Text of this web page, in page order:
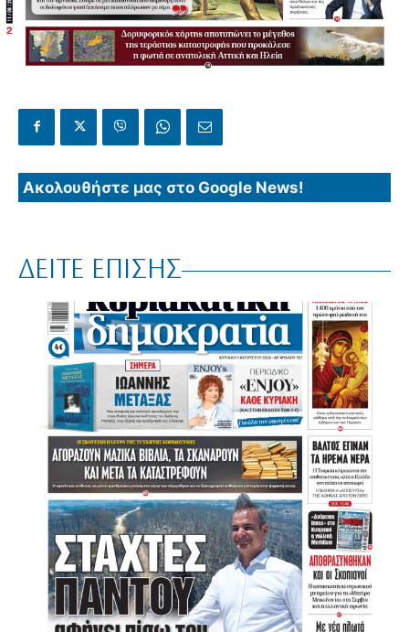
Ακολουθήστε μας στο Google News!
ΔΕΙΤΕ ΕΠΙΣΗΣ